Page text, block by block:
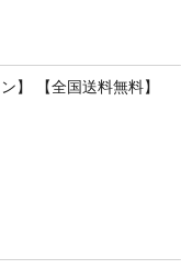
】 【全国送料無料】